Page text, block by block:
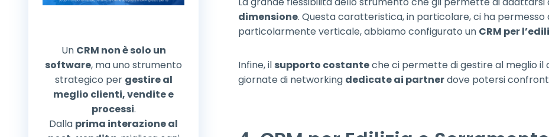
dimensione. Questa caratteristica, in particolare, ci ha permesso
particolarmente verticale, abbiamo configurato un CRM per
Infine, il supporto costanteche ci permette di gestire al meglio il
giornate di networking dedicate ai partnerdove potersi
Un CRM non è solo un
software, ma uno strumento
strategico per gestire al
meglio clienti, vendite e
processi.
Dalla prima interazione al